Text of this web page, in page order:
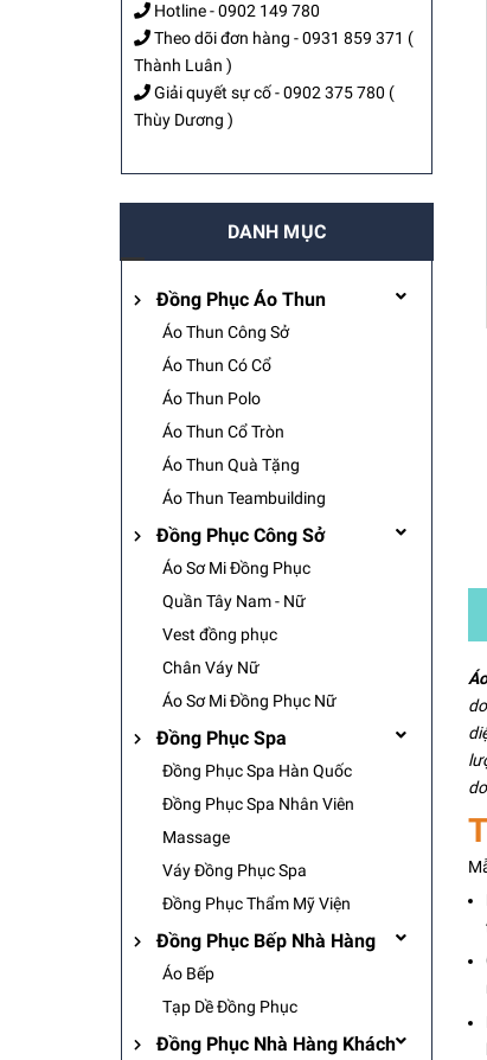
Hotline -0902 149 780
Theo dõi đơn hàng -0931 859 371 (
Thành Luân )
Giải quyết sự cố -0902 375 780 (
Thùy Dương )
DANH MỤC
Đồng Phục Áo Thun
Áo Thun Công Sở
Áo Thun Có Cổ
Áo Thun Polo
Áo Thun Cổ Tròn
Áo Thun Quà Tặng
Áo Thun Teambuilding
Đồng Phục Công Sở
Áo Sơ Mi Đồng Phục
Quần Tây Nam - Nữ
Vest đồng phục
Chân Váy Nữ
Áo Sơ Mi Đồng Phục Nữ
Đồng Phục Spa
Đồng Phục Spa Hàn Quốc
Đồng Phục Spa Nhân Viên
Massage
Váy Đồng Phục Spa
Đồng Phục Thẩm Mỹ Viện
Đồng Phục Bếp Nhà Hàng
Áo Bếp
Tạp Dề Đồng Phục
Đồng Phục Nhà Hàng Khách